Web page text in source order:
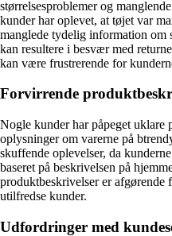
størrelsesproblemer og
kunder har oplevet, at tøjet var
manglede tydelig information om
kan resultere i besvær med
kan være frustrerende for
Forvirrende
Nogle kunder har påpeget
oplysninger om varerne på
skuffende oplevelser, da
baseret på beskrivelsen på
produktbeskrivelser er afgørende
utilfredse kunder.
Udfordringer med